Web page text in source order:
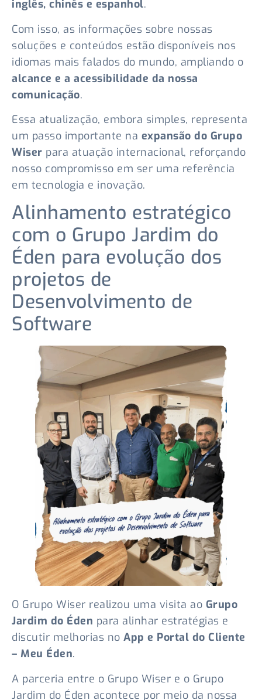
inglês, chinês e espanhol.
Com isso, as informações sobre nossas
soluções e conteúdos estão disponíveis nos
idiomas mais falados do mundo, ampliando o
alcance e a acessibilidade da nossa
comunicação.
Essa atualização, embora simples, representa
um passo importante na expansão do Grupo
Wiser para atuação internacional, reforçando
nosso compromisso em ser uma referência
em tecnologia e inovação.
Alinhamento estratégico
com o Grupo Jardim do
Éden para evolução dos
projetos de
Desenvolvimento de
Software
O Grupo Wiser realizou uma visita ao Grupo
Jardim do Éden para alinhar estratégias e
discutir melhorias no App e Portal do Cliente
– Meu Éden.
A parceria entre o Grupo Wiser e o Grupo
Jardim do Éden acontece por meio da nossa